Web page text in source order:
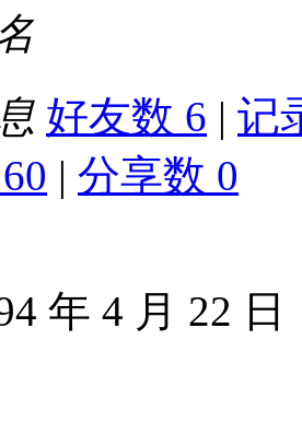
好友数 6 | 记
| 分享数 0
年 4 月 22 日